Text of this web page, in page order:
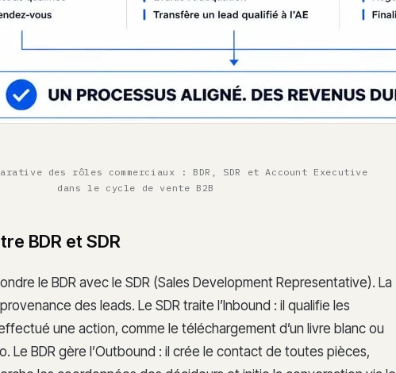
des rôles commerciaux : BDR, SDR et Account Executive
dans le cycle de vente B2B
BDR et SDR
le BDR avec le SDR (Sales Development Representative). La
des leads. Le SDR traite l’Inbound : il qualifie les
une action, comme le téléchargement d’un livre blanc ou
Le BDR gère l’Outbound : il crée le contact de toutes pièces,